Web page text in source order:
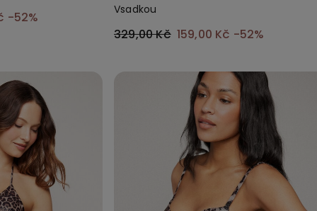
-52%
Vsadkou
329,00 Kč 159,00 Kč -52%